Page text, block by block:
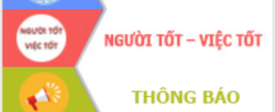
Đắk Lắk rà soát, điều chỉnh Đề án 190
về phát triển nuôi trồng thủy sản
Phó Chủ tịch UBND tỉnh Đắk Lắk
Trương Công Thái kiểm tra thực địa
Dự án cao tốc Khánh Hòa - Buôn Ma
Định vị cà phê Việt Nam như một “di
sản sống” trong dòng chảy toàn cầu